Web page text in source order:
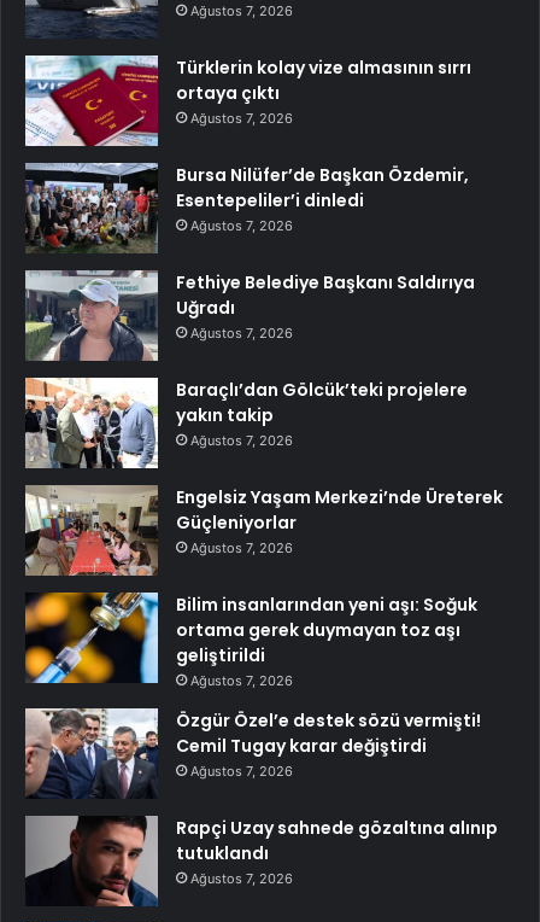
Ağustos 7, 2026
Türklerin kolay vize almasının sırrı
ortaya çıktı
Ağustos 7, 2026
Bursa Nilüfer’de Başkan Özdemir,
Esentepeliler’i dinledi
Ağustos 7, 2026
Fethiye Belediye Başkanı Saldırıya
Uğradı
Ağustos 7, 2026
Baraçlı’dan Gölcük’teki projelere
yakın takip
Ağustos 7, 2026
Engelsiz Yaşam Merkezi’nde Üreterek
Güçleniyorlar
Ağustos 7, 2026
Bilim insanlarından yeni aşı: Soğuk
ortama gerek duymayan toz aşı
geliştirildi
Ağustos 7, 2026
Özgür Özel’e destek sözü vermişti!
Cemil Tugay karar değiştirdi
Ağustos 7, 2026
Rapçi Uzay sahnede gözaltına alınıp
tutuklandı
Ağustos 7, 2026